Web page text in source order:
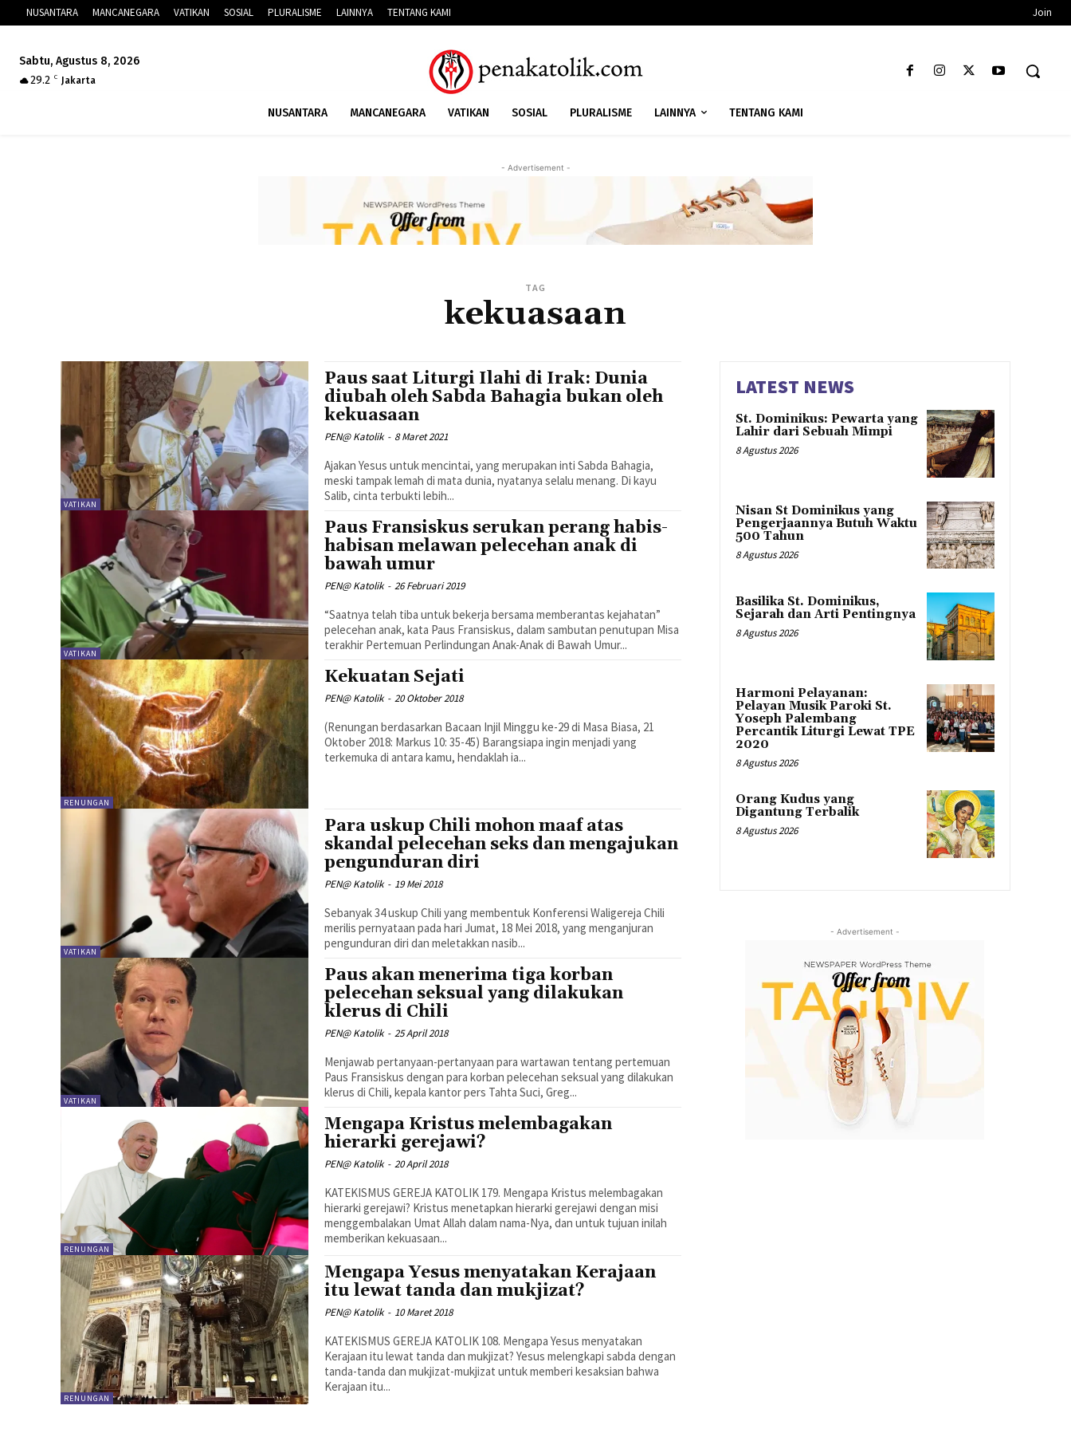
NUSANTARA MANCANEGARA VATIKAN SOSIAL PLURALISME LAINNYA TENTANG KAMI Join
Sabtu, Agustus 8, 2026
29.2 C Jakarta
NUSANTARA MANCANEGARA VATIKAN SOSIAL PLURALISME LAINNYA TENTANG KAMI
- Advertisement -
TAG
kekuasaan
VATIKAN
Paus saat Liturgi Ilahi di Irak: Dunia
diubah oleh Sabda Bahagia bukan oleh
kekuasaan
PEN@ Katolik - 8 Maret 2021
Ajakan Yesus untuk mencintai, yang merupakan inti Sabda Bahagia,
meski tampak lemah di mata dunia, nyatanya selalu menang. Di kayu
Salib, cinta terbukti lebih...
VATIKAN
Paus Fransiskus serukan perang habis-
habisan melawan pelecehan anak di
bawah umur
PEN@ Katolik - 26 Februari 2019
“Saatnya telah tiba untuk bekerja bersama memberantas kejahatan”
pelecehan anak, kata Paus Fransiskus, dalam sambutan penutupan Misa
terakhir Pertemuan Perlindungan Anak-Anak di Bawah Umur...
RENUNGAN
Kekuatan Sejati
PEN@ Katolik - 20 Oktober 2018
(Renungan berdasarkan Bacaan Injil Minggu ke-29 di Masa Biasa, 21
Oktober 2018: Markus 10: 35-45) Barangsiapa ingin menjadi yang
terkemuka di antara kamu, hendaklah ia...
VATIKAN
Para uskup Chili mohon maaf atas
skandal pelecehan seks dan mengajukan
pengunduran diri
PEN@ Katolik - 19 Mei 2018
Sebanyak 34 uskup Chili yang membentuk Konferensi Waligereja Chili
merilis pernyataan pada hari Jumat, 18 Mei 2018, yang menganjuran
pengunduran diri dan meletakkan nasib...
VATIKAN
Paus akan menerima tiga korban
pelecehan seksual yang dilakukan
klerus di Chili
PEN@ Katolik - 25 April 2018
Menjawab pertanyaan-pertanyaan para wartawan tentang pertemuan
Paus Fransiskus dengan para korban pelecehan seksual yang dilakukan
klerus di Chili, kepala kantor pers Tahta Suci, Greg...
RENUNGAN
Mengapa Kristus melembagakan
hierarki gerejawi?
PEN@ Katolik - 20 April 2018
KATEKISMUS GEREJA KATOLIK 179. Mengapa Kristus melembagakan
hierarki gerejawi? Kristus menetapkan hierarki gerejawi dengan misi
menggembalakan Umat Allah dalam nama-Nya, dan untuk tujuan inilah
memberikan kekuasaan...
RENUNGAN
Mengapa Yesus menyatakan Kerajaan
itu lewat tanda dan mukjizat?
PEN@ Katolik - 10 Maret 2018
KATEKISMUS GEREJA KATOLIK 108. Mengapa Yesus menyatakan
Kerajaan itu lewat tanda dan mukjizat? Yesus melengkapi sabda dengan
tanda-tanda dan mukjizat-mukjizat untuk memberi kesaksian bahwa
Kerajaan itu...
LATEST NEWS
St. Dominikus: Pewarta yang
Lahir dari Sebuah Mimpi
8 Agustus 2026
Nisan St Dominikus yang
Pengerjaannya Butuh Waktu
500 Tahun
8 Agustus 2026
Basilika St. Dominikus,
Sejarah dan Arti Pentingnya
8 Agustus 2026
Harmoni Pelayanan:
Pelayan Musik Paroki St.
Yoseph Palembang
Percantik Liturgi Lewat TPE
2020
8 Agustus 2026
Orang Kudus yang
Digantung Terbalik
8 Agustus 2026
- Advertisement -